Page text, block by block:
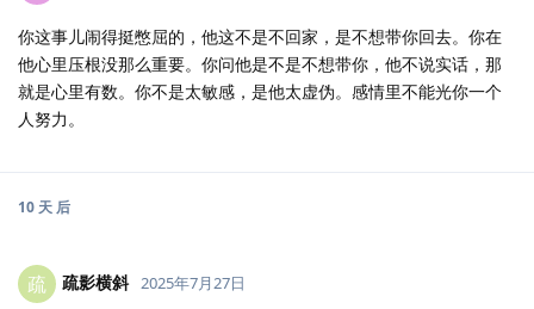
你这事儿闹得挺憋屈的，他这不是不回家，是不想带你回去。你在
他心里压根没那么重要。你问他是不是不想带你，他不说实话，那
就是心里有数。你不是太敏感，是他太虚伪。感情里不能光你一个
人努力。
10 天 后
疏 疏影横斜 2025年7月27日